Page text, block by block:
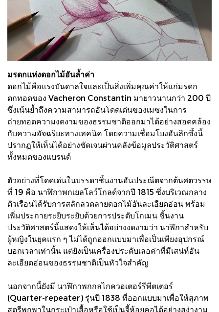
มรดกแห่งดอกไม้อันล้ำค่า
ดอกไม้คือแรงบันดาลใจและเป็นสิ่งเพิ่มคุณค่าให้แก่มรดก
ตกทอดของ Vacheron Constantin มายาวนานกว่า 200 ปี
ซึ่งเน้นย้ำถึงความสามารถอันโดดเด่นของเมซงในการ
ถ่ายทอดความงดงามของธรรมชาติออกมาได้อย่างสอดคล้อง
กับความอัจฉริยะทางเทคนิค โดยความเชื่อมโยงอันลึกซึ้งนี้
ปรากฏให้เห็นได้อย่างชัดเจนผ่านคลังข้อมูลประวัติศาสตร์
ทั้งหมดของแบรนด์
ตัวอย่างที่โดดเด่นในบรรดาชิ้นงานอันประณีตจากต้นศตวรรษ
ที่ 19 คือ นาฬิกาพกเยลโลว์โกลด์จากปี 1815 ซึ่งบริเวณกลาง
ตัวเรือนได้รับการสลักลวดลายดอกไม้อันละเอียดอ่อน พร้อม
เพิ่มประกายระยิบระยับด้วยการประดับโกเมน ชิ้นงาน
ประวัติศาสตร์นี้แสดงให้เห็นได้อย่างงดงามว่า นาฬิกาสำหรับ
ผู้หญิงในยุคแรก ๆ ไม่ได้ถูกออกแบบมาเพื่อเป็นเพียงอุปกรณ์
บอกเวลาเท่านั้น แต่ยังเป็นเครื่องประดับเลอค่าที่มีเสน่ห์อัน
ละเอียดอ่อนของธรรมชาติเป็นหัวใจสำคัญ
นอกจากนี้ยังมี นาฬิกาพกกลไกควอเตอร์รีพีตเตอร์
(Quarter-repeater) รุ่นปี 1838 ที่ออกแบบมาเพื่อให้สุภาพ
สตรีพกพาในกระเป๋าเสื้อหรือใช้เป็นจี้ห้อยคอได้อย่างสง่างาม